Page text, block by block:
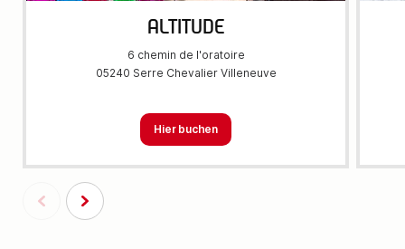
ALTITUDE
6 chemin de l'oratoire
05240 Serre Chevalier Villeneuve
Hier buchen